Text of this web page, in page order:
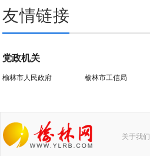
友情链接
党政机关
榆林市人民政府 榆林市工信局
关于我们